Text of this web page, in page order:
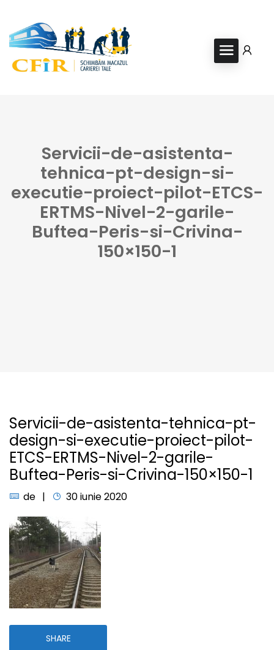
Servicii-de-asistenta-
tehnica-pt-design-si-
executie-proiect-pilot-ETCS-
ERTMS-Nivel-2-garile-
Buftea-Peris-si-Crivina-
150×150-1
Servicii-de-asistenta-tehnica-pt-
design-si-executie-proiect-pilot-
ETCS-ERTMS-Nivel-2-garile-
Buftea-Peris-si-Crivina-150×150-1
de 30 iunie 2020
SHARE